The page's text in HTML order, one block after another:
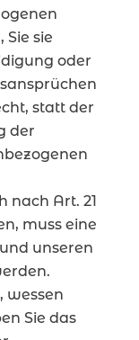
sie
oder
statt der
der
nach Art. 21
muss eine
unseren
wessen
Sie das